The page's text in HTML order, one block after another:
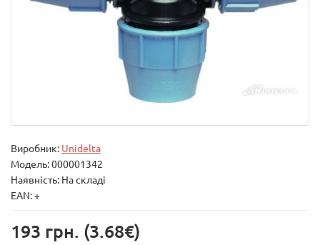
Виробник: Unidelta
Модель:000001342
Наявність: На складі
EAN: +
193 грн. (3.68€)